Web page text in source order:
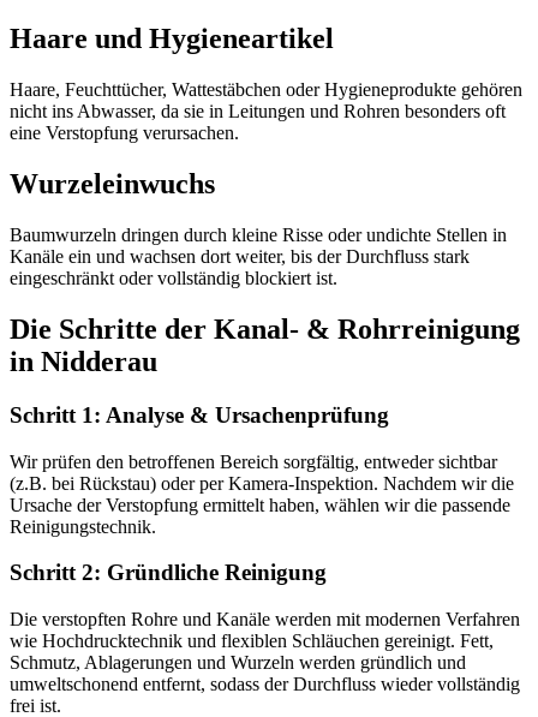
Haare und Hygieneartikel
Haare, Feuchttücher, Wattestäbchen oder Hygieneprodukte gehören
nicht ins Abwasser, da sie in Leitungen und Rohren besonders oft
eine Verstopfung verursachen.
Wurzeleinwuchs
Baumwurzeln dringen durch kleine Risse oder undichte Stellen in
Kanäle ein und wachsen dort weiter, bis der Durchfluss stark
eingeschränkt oder vollständig blockiert ist.
Die Schritte der Kanal- & Rohrreinigung
in Nidderau
Schritt 1: Analyse & Ursachenprüfung
Wir prüfen den betroffenen Bereich sorgfältig, entweder sichtbar
(z.B. bei Rückstau) oder per Kamera-Inspektion. Nachdem wir die
Ursache der Verstopfung ermittelt haben, wählen wir die passende
Reinigungstechnik.
Schritt 2: Gründliche Reinigung
Die verstopften Rohre und Kanäle werden mit modernen Verfahren
wie Hochdrucktechnik und flexiblen Schläuchen gereinigt. Fett,
Schmutz, Ablagerungen und Wurzeln werden gründlich und
umweltschonend entfernt, sodass der Durchfluss wieder vollständig
frei ist.